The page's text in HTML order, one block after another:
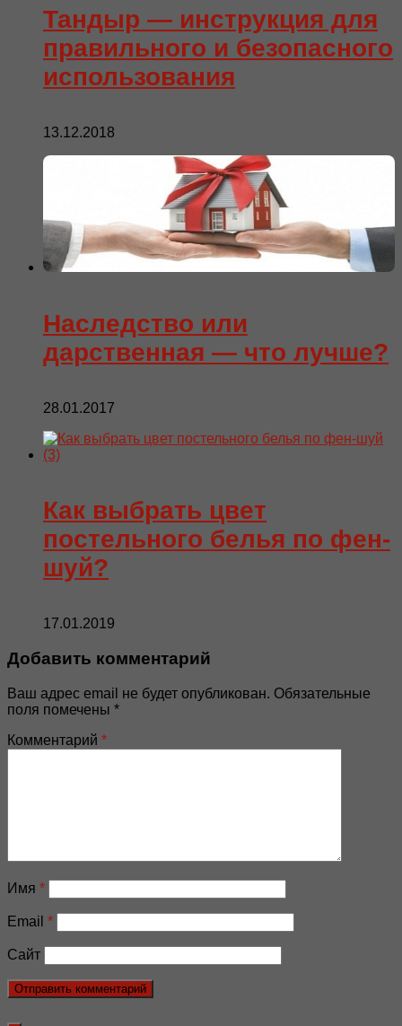
Тандыр — инструкция для
правильного и безопасного
использования
13.12.2018
Наследство или
дарственная — что лучше?
28.01.2017
Как выбрать цвет
постельного белья по фен-
шуй?
17.01.2019
Добавить комментарий
Ваш адрес email не будет опубликован. Обязательные
поля помечены *
Комментарий *
Имя *
Email *
Сайт